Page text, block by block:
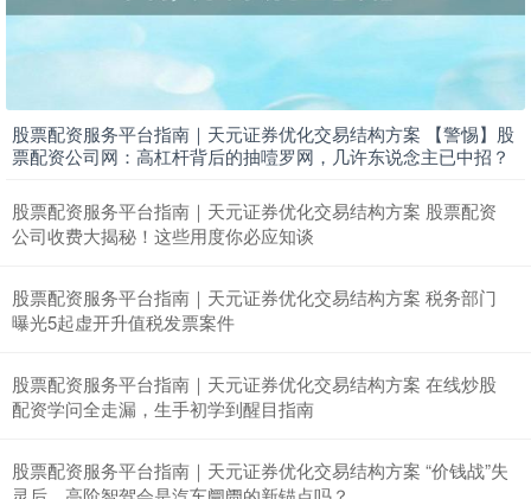
上证综指 3900.35 +21.92 +0.57%
深证成指 14110.12 -34.08 -0.24%
股票配资服务平台指南｜天元证券优化交易结构方案 【警惕】股
票配资公司网：高杠杆背后的抽噎罗网，几许东说念主已中招？
股票配资服务平台指南｜天元证券优化交易结构方案 股票配资
公司收费大揭秘！这些用度你必应知谈
股票配资服务平台指南｜天元证券优化交易结构方案 税务部门
曝光5起虚开升值税发票案件
股票配资服务平台指南｜天元证券优化交易结构方案 在线炒股
配资学问全走漏，生手初学到醒目指南
股票配资服务平台指南｜天元证券优化交易结构方案 “价钱战”失